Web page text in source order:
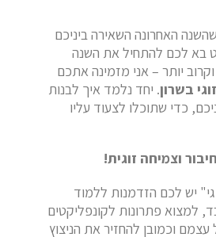
האחרונה השאירה ביניכם
בא לכם להתחיל את השנה
יותר – אני מזמינה אתכם
בשרון. יחד נלמד איך לבנות
כדי שתוכלו לצעוד עליו
וצמיחה זוגית!
יש לכם הזדמנות ללמוד
למצוא פתרונות לקונפליקטים
עצמם וכמובן להחזיר את הניצוץ